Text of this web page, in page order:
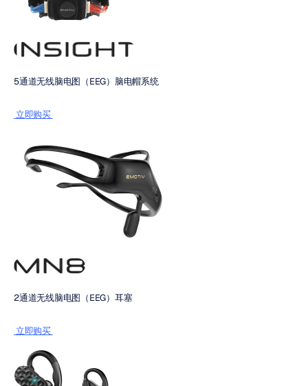
5通道无线脑电图（EEG）脑电帽系统
立即购买
2通道无线脑电图（EEG）耳塞
立即购买